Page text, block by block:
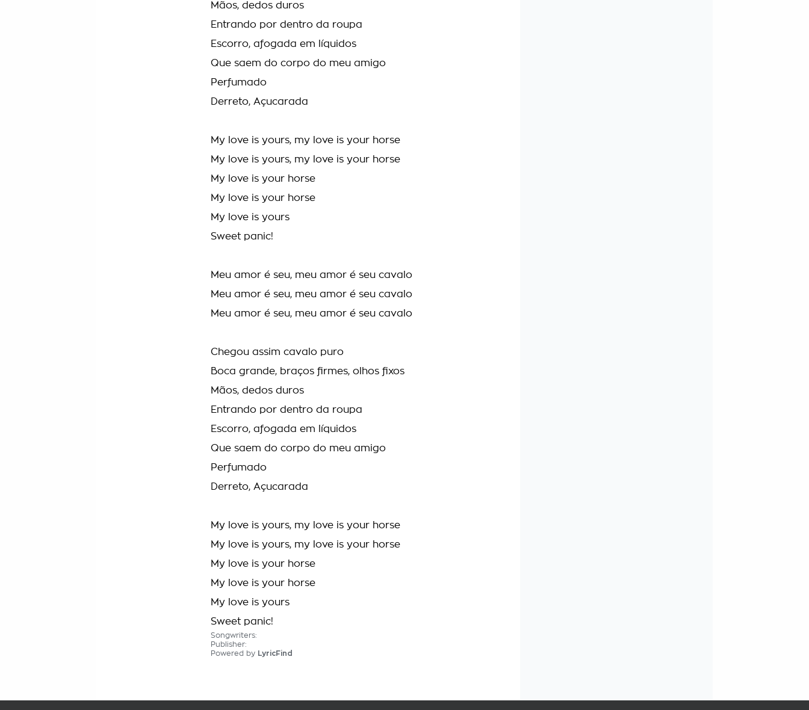
Mãos, dedos duros
Entrando por dentro da roupa
Escorro, afogada em líquidos
Que saem do corpo do meu amigo
Perfumado
Derreto, Açucarada
My love is yours, my love is your horse
My love is yours, my love is your horse
My love is your horse
My love is your horse
My love is yours
Sweet panic!
Meu amor é seu, meu amor é seu cavalo
Meu amor é seu, meu amor é seu cavalo
Meu amor é seu, meu amor é seu cavalo
Chegou assim cavalo puro
Boca grande, braços firmes, olhos fixos
Mãos, dedos duros
Entrando por dentro da roupa
Escorro, afogada em líquidos
Que saem do corpo do meu amigo
Perfumado
Derreto, Açucarada
My love is yours, my love is your horse
My love is yours, my love is your horse
My love is your horse
My love is your horse
My love is yours
Sweet panic!
Songwriters:
Publisher:
Powered by LyricFind